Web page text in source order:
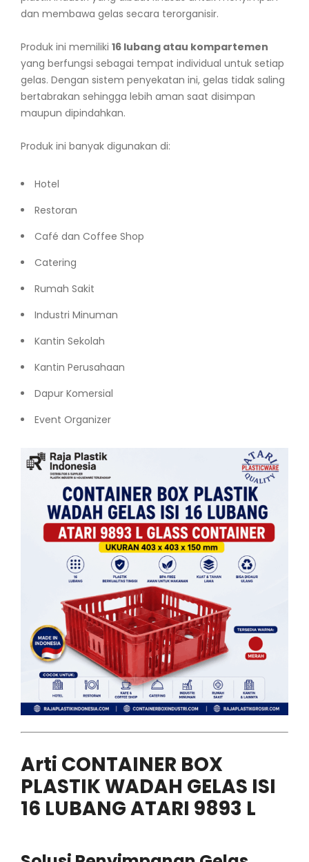
dan membawa gelas secara terorganisir.
Produk ini memiliki 16 lubang atau kompartemen
yang berfungsi sebagai tempat individual untuk setiap
gelas. Dengan sistem penyekatan ini, gelas tidak saling
bertabrakan sehingga lebih aman saat disimpan
maupun dipindahkan.
Produk ini banyak digunakan di:
Hotel
Restoran
Café dan Coffee Shop
Catering
Rumah Sakit
Industri Minuman
Kantin Sekolah
Kantin Perusahaan
Dapur Komersial
Event Organizer
Arti CONTAINER BOX
PLASTIK WADAH GELAS ISI
16 LUBANG ATARI 9893 L